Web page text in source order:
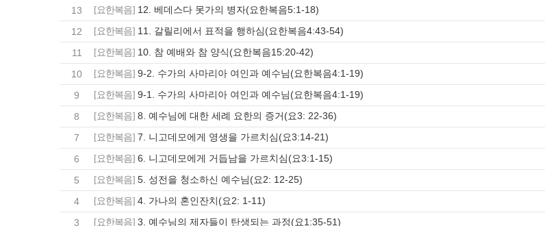
13 [요한복음] 12. 베데스다 못가의 병자(요한복음5:1-18)
12
[요한복음] 11. 갈릴리에서 표적을 행하심(요한복음4:43-54)
11
[요한복음] 10. 참 예배와 참 양식(요한복음15:20-42)
10
[요한복음] 9-2. 수가의 사마리아 여인과 예수님(요한복음4:1-19)
9
[요한복음] 9-1. 수가의 사마리아 여인과 예수님(요한복음4:1-19)
8
[요한복음] 8. 예수님에 대한 세례 요한의 증거(요3: 22-36)
7
[요한복음] 7. 니고데모에게 영생을 가르치심(요3:14-21)
6
[요한복음] 6. 니고데모에게 거듭남을 가르치심(요3:1-15)
5
[요한복음] 5. 성전을 청소하신 예수님(요2: 12-25)
4
[요한복음] 4. 가나의 혼인잔치(요2: 1-11)
3
[요한복음] 3. 예수님의 제자들이 탄생되는 과정(요1:35-51)